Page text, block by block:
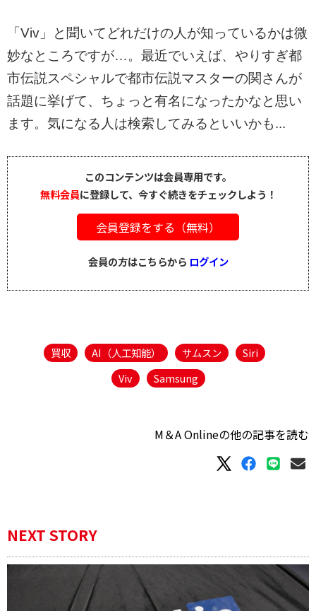
「Viv」と聞いてどれだけの人が知っているかは微
妙なところですが…。最近でいえば、やりすぎ都
市伝説スペシャルで都市伝説マスターの関さんが
話題に挙げて、ちょっと有名になったかなと思い
ます。気になる人は検索してみるといいかも...
このコンテンツは会員専用です。
無料会員に登録して、今すぐ続きをチェックしよう！
会員登録をする（無料）
会員の方はこちらから ログイン
買収 AI（人工知能） サムスン
Siri
Viv
Samsung
M＆A Onlineの他の記事を読む
NEXT STORY